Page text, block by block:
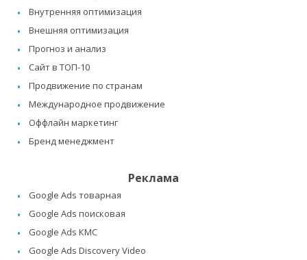
Внутренняя оптимизация
Внешняя оптимизация
Прогноз и анализ
Сайт в ТОП-10
Продвижение по странам
Международное продвижение
Оффлайн маркетинг
Бренд менеджмент
Реклама
Google Ads товарная
Google Ads поисковая
Google Ads КМС
Google Ads Discovery Video